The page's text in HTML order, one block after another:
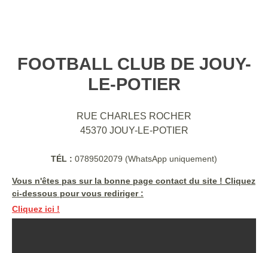
FOOTBALL CLUB DE JOUY-
LE-POTIER
RUE CHARLES ROCHER
45370 JOUY-LE-POTIER
TÉL : 0789502079 (WhatsApp uniquement)
Vous n'êtes pas sur la bonne page contact du site ! Cliquez
ci-dessous pour vous rediriger :
Cliquez ici !